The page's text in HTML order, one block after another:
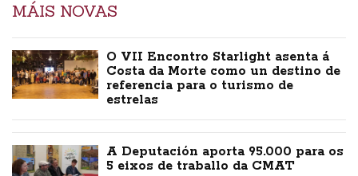
MÁIS NOVAS
O VII Encontro Starlight asenta á
Costa da Morte como un destino de
referencia para o turismo de
estrelas
A Deputación aporta 95.000 para os
5 eixos de traballo da CMAT